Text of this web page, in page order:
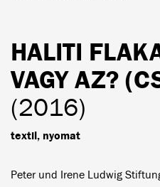
HALITI
VAGY AZ?
(2016)
textil, nyomat
Peter und Irene Ludwig